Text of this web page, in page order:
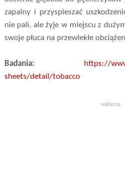
zapalny i przyspieszać
nie pali, ale żyje w miejscu z
swoje płuca na przewlekłe
Badania:
https://
sheets/detail/tobacco
reklama